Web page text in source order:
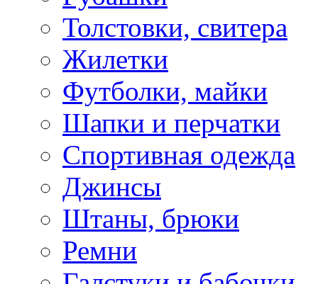
Толстовки, свитера
Жилетки
Футболки, майки
Шапки и перчатки
Спортивная одежда
Джинсы
Штаны, брюки
Ремни